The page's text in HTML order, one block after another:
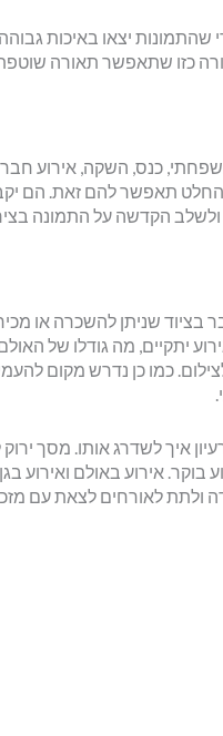
שהתמונות יצאו באיכות
כזו שתאפשר תאורה שוטפת
כנס, השקה, אירוע
תאפשר להם זאת. הם
הקדשה על התמונה
בציוד שניתן להשכרה או
יתקיים, מה גודלו של
כמו כן נדרש מקום
איך לשדרג אותו. מסך
אירוע באולם ואירוע
ולתת לאורחים לצאת עם